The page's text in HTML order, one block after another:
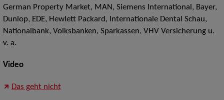
German Property Market, MAN, Siemens International, Bayer,
Dunlop, EDE, Hewlett Packard, Internationale Dental Schau,
Nationalbank, Volksbanken, Sparkassen, VHV Versicherung u.
v. a.
Video
Das geht nicht